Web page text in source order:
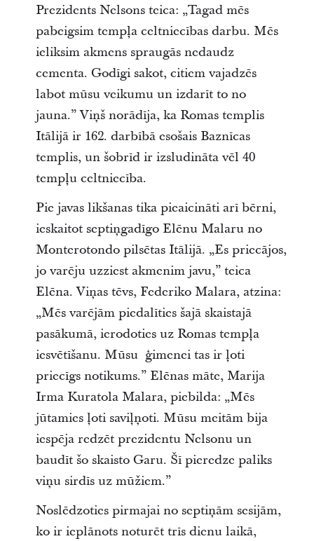
Prezidents Nelsons teica: „Tagad mēs
pabeigsim tempļa celtniecības darbu. Mēs
ieliksim akmens spraugās nedaudz
cementa. Godīgi sakot, citiem vajadzēs
labot mūsu veikumu un izdarīt to no
jauna.” Viņš norādīja, ka Romas templis
Itālijā ir 162. darbībā esošais Baznīcas
templis, un šobrīd ir izsludināta vēl 40
tempļu celtniecība.
Pie javas likšanas tika pieaicināti arī bērni,
ieskaitot septiņgadīgo Elēnu Malaru no
Monterotondo pilsētas Itālijā. „Es priecājos,
jo varēju uzziest akmenim javu,” teica
Elēna. Viņas tēvs, Federiko Malara, atzina:
„Mēs varējām piedalīties šajā skaistajā
pasākumā, ierodoties uz Romas tempļa
iesvētīšanu. Mūsu ģimenei tas ir ļoti
priecīgs notikums.” Elēnas māte, Marija
Irma Kuratola Malara, piebilda: „Mēs
jūtamies ļoti saviļņoti. Mūsu meitām bija
iespēja redzēt prezidentu Nelsonu un
baudīt šo skaisto Garu. Šī pieredze paliks
viņu sirdīs uz mūžiem.”
Noslēdzoties pirmajai no septiņām sesijām,
ko ir ieplānots noturēt trīs dienu laikā,